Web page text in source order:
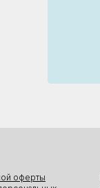
оферты